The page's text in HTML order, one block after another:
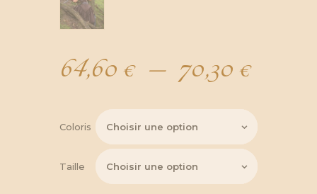
64,60€ – 70,30€
de
prix :
Coloris
Taille